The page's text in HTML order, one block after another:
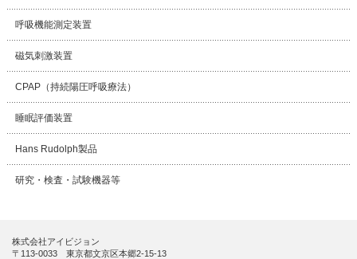
呼吸機能測定装置
磁気刺激装置
CPAP（持続陽圧呼吸療法）
睡眠評価装置
Hans Rudolph製品
研究・検査・試験機器等
株式会社アイビジョン
〒113-0033 東京都文京区本郷2-15-13